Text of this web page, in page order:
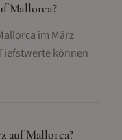
Mallorca?
im März
können
auf Mallorca?